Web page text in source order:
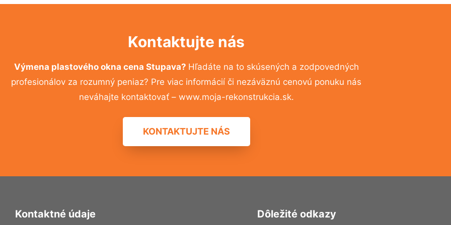
Kontaktujte nás
Výmena plastového okna cena Stupava? Hľadáte na to skúsených a zodpovedných
profesionálov za rozumný peniaz? Pre viac informácií či nezáväznú cenovú ponuku nás
neváhajte kontaktovať – www.moja-rekonstrukcia.sk.
KONTAKTUJTE NÁS
Kontaktné údaje Dôležité odkazy